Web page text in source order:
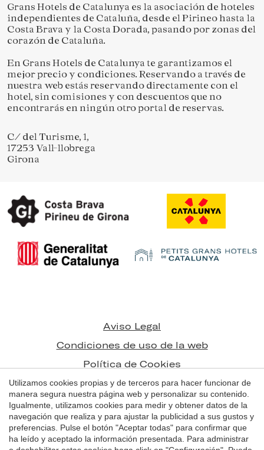
Grans Hotels de Catalunya es la asociación de hoteles
independientes de Cataluña, desde el Pirineo hasta la
Costa Brava y la Costa Dorada, pasando por zonas del
corazón de Cataluña.
En Grans Hotels de Catalunya te garantizamos el
mejor precio y condiciones. Reservando a través de
nuestra web estás reservando directamente con el
hotel, sin comisiones y con descuentos que no
encontrarás en ningún otro portal de reservas.
C/ del Turisme, 1,
17253 Vall-llobrega
Girona
Aviso Legal
Condiciones de uso de la web
Política de Cookies
© 1998 - 2026
Grans Hotels de Catalunya
byiEstrategic
Utilizamos cookies propias y de terceros para hacer funcionar de
manera segura nuestra página web y personalizar su contenido.
Igualmente, utilizamos cookies para medir y obtener datos de la
navegación que realiza y para ajustar la publicidad a sus gustos y
preferencias. Pulse el botón "Aceptar todas" para confirmar que
ha leído y aceptado la información presentada. Para administrar
Guardar configuración